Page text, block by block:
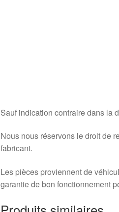
Sauf indication contraire dans la
Nous nous réservons le droit de
fabricant.
Les pièces proviennent de
garantie de bon fonctionnement